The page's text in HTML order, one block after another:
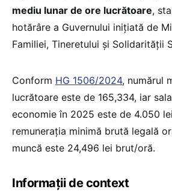
mediu lunar de ore lucrătoare,
hotărâre a Guvernului inițiată de
Familiei, Tineretului și Solidarității
Conform HG 1506/2024, numărul
lucrătoare este de 165,334, iar
economie în 2025 este de 4.050
remunerația minimă brută legală
muncă este 24,496 lei brut/oră.
Informații de context